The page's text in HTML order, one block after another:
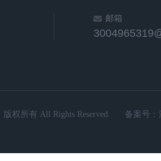
邮箱
权所有 All Rights Reserved. 备案号：